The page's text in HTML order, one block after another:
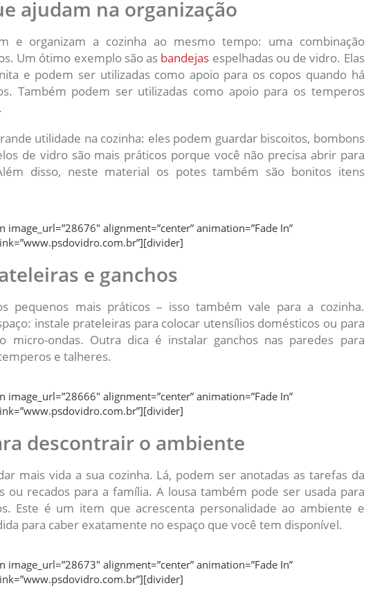
ajudam na organização
e organizam a cozinha ao mesmo tempo: uma combinação
Um ótimo exemplo são as bandejas espelhadas ou de vidro. Elas
e podem ser utilizadas como apoio para os copos quando há
Também podem ser utilizadas como apoio para os temperos
utilidade na cozinha: eles podem guardar biscoitos, bombons
de vidro são mais práticos porque você não precisa abrir para
disso, neste material os potes também são bonitos itens
alignment=”center” animation=”Fade In”
e ganchos
pequenos mais práticos – isso também vale para a cozinha.
instale prateleiras para colocar utensílios domésticos ou para
micro-ondas. Outra dica é instalar ganchos nas paredes para
e talheres.
alignment=”center” animation=”Fade In”
descontrair o ambiente
mais vida a sua cozinha. Lá, podem ser anotadas as tarefas da
ou recados para a família. A lousa também pode ser usada para
Este é um item que acrescenta personalidade ao ambiente e
para caber exatamente no espaço que você tem disponível.
alignment=”center” animation=”Fade In”